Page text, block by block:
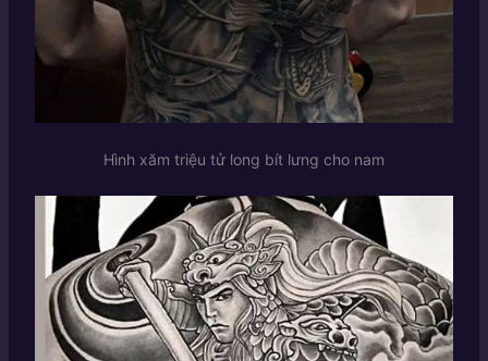
Hình xăm triệu tử long bít lưng cho nam